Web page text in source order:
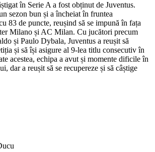
în Serie A a fost obținut de Juventus.
sezon bun și a încheiat în fruntea
83 de puncte, reușind să se impună în fața
Milano și AC Milan. Cu jucători precum
și Paulo Dybala, Juventus a reușit să
și să își asigure al 9-lea titlu consecutiv în
acestea, echipa a avut și momente dificile în
dar a reușit să se recupereze și să câștige